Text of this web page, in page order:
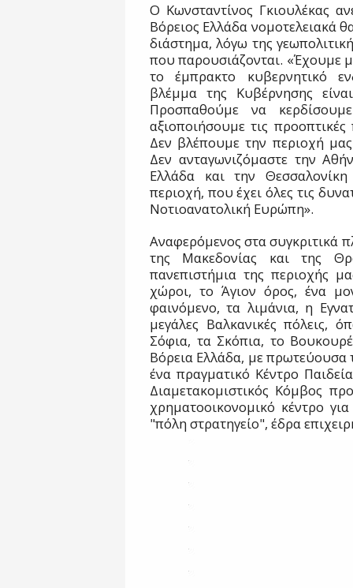
Ο Κωνσταντίνος Γκιουλέκας
Βόρειος Ελλάδα νομοτελειακά
διάστημα, λόγω της
που παρουσιάζονται. «Έχουμε
το έμπρακτο κυβερνητικό
βλέμμα της Κυβέρνησης
Προσπαθούμε να
αξιοποιήσουμε τις
Δεν βλέπουμε την περιοχή
Δεν ανταγωνιζόμαστε την
Ελλάδα και την
περιοχή, που έχει όλες τις
Νοτιοανατολική Ευρώπη».
Αναφερόμενος στα συγκριτικά
της Μακεδονίας και της
πανεπιστήμια της περιοχής
χώροι, το Άγιον όρος, ένα
φαινόμενο, τα λιμάνια, η
μεγάλες Βαλκανικές πόλεις,
Σόφια, τα Σκόπια, το
Βόρεια Ελλάδα, με πρωτεύουσα
ένα πραγματικό Κέντρο
Διαμετακομιστικός Κόμβος
χρηματοοικονομικό κέντρο
"πόλη στρατηγείο", έδρα